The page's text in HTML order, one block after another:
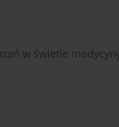
w świetle